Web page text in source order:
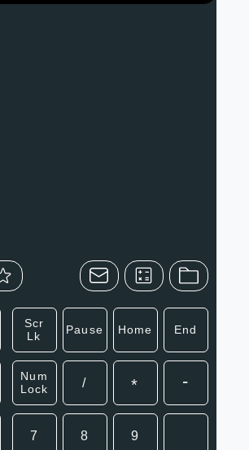
Scr
Lk
Pause Home End
Num
Lock
/ * -
7 8
9